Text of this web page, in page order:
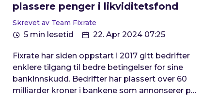
plassere penger i likviditetsfond
Skrevet av Team Fixrate
5 min lesetid 22. Apr 2024 07:25
Fixrate har siden oppstart i 2017 gitt bedrifter
enklere tilgang til bedre betingelser for sine
bankinnskudd. Bedrifter har plassert over 60
milliarder kroner i bankene som annonserer på